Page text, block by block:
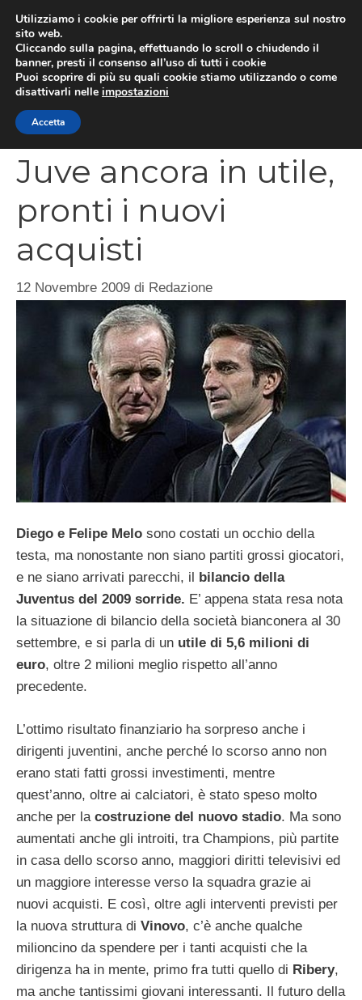
contenuto
Juve ancora in utile,
pronti i nuovi
acquisti
12 Novembre 2009 di Redazione
Diego e Felipe Melo sono costati un occhio della
testa, ma nonostante non siano partiti grossi giocatori,
e ne siano arrivati parecchi, il
bilancio della
Juventus del 2009 sorride. E’ appena stata resa nota
la situazione di bilancio della società bianconera al 30
settembre, e si parla di un utile di 5,6 milioni di
euro, oltre 2 milioni meglio rispetto all’anno
precedente.
L’ottimo risultato finanziario ha sorpreso anche i
dirigenti juventini, anche perché lo scorso anno non
erano stati fatti grossi investimenti, mentre
quest’anno, oltre ai calciatori, è stato speso molto
anche per la costruzione del nuovo stadio. Ma sono
aumentati anche gli introiti, tra Champions, più partite
in casa dello scorso anno, maggiori diritti televisivi ed
un maggiore interesse verso la squadra grazie ai
nuovi acquisti. E così, oltre agli interventi previsti per
la nuova struttura di Vinovo, c’è anche qualche
milioncino da spendere per i tanti acquisti che la
dirigenza ha in mente, primo fra tutti quello di Ribery,
ma anche tantissimi giovani interessanti. Il futuro della
Utilizziamo i cookie per offrirti la migliore esperienza sul nostro
sito web.
Cliccando sulla pagina, effettuando lo scroll o chiudendo il
banner, presti il consenso all’uso di tutti i cookie
Puoi scoprire di più su quali cookie stiamo utilizzando o come
disattivarli nelle impostazioni
Accetta